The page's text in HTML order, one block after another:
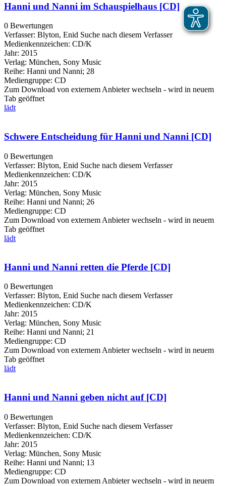
Hanni und Nanni im Schauspielhaus [CD]
0 Bewertungen
Verfasser: Blyton, Enid Suche nach diesem Verfasser
Medienkennzeichen: CD/K
Jahr: 2015
Verlag: München, Sony Music
Reihe: Hanni und Nanni; 28
Mediengruppe: CD
Zum Download von externem Anbieter wechseln - wird in neuem
Tab geöffnet
lädt
Schwere Entscheidung für Hanni und Nanni [CD]
0 Bewertungen
Verfasser: Blyton, Enid Suche nach diesem Verfasser
Medienkennzeichen: CD/K
Jahr: 2015
Verlag: München, Sony Music
Reihe: Hanni und Nanni; 26
Mediengruppe: CD
Zum Download von externem Anbieter wechseln - wird in neuem
Tab geöffnet
lädt
Hanni und Nanni retten die Pferde [CD]
0 Bewertungen
Verfasser: Blyton, Enid Suche nach diesem Verfasser
Medienkennzeichen: CD/K
Jahr: 2015
Verlag: München, Sony Music
Reihe: Hanni und Nanni; 21
Mediengruppe: CD
Zum Download von externem Anbieter wechseln - wird in neuem
Tab geöffnet
lädt
Hanni und Nanni geben nicht auf [CD]
0 Bewertungen
Verfasser: Blyton, Enid Suche nach diesem Verfasser
Medienkennzeichen: CD/K
Jahr: 2015
Verlag: München, Sony Music
Reihe: Hanni und Nanni; 13
Mediengruppe: CD
Zum Download von externem Anbieter wechseln - wird in neuem